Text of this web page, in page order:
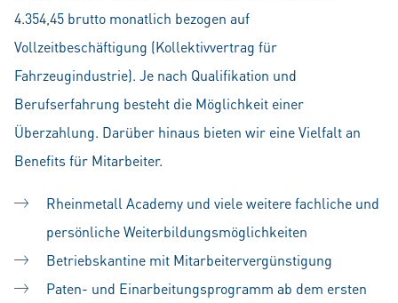
4.354,45 brutto monatlich bezogen auf
Vollzeitbeschäftigung (Kollektivvertrag für
Fahrzeugindustrie). Je nach Qualifikation und
Berufserfahrung besteht die Möglichkeit einer
Überzahlung. Darüber hinaus bieten wir eine Vielfalt an
Benefits für Mitarbeiter.
Rheinmetall Academy und viele weitere fachliche und
persönliche Weiterbildungsmöglichkeiten
Betriebskantine mit Mitarbeitervergünstigung
Paten- und Einarbeitungsprogramm ab dem ersten